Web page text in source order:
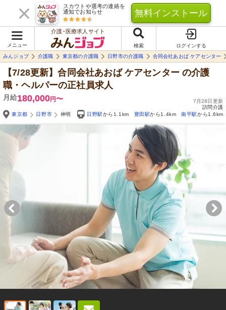
スカウトや選考の連絡を
通知でお知らせ
無料インストール
メニュー
介護･医療求人サイト
検索
ログインする
みんジョブ
介護職 東京都の介護職 日野市の介護職 合同会社あおば ケアセンター
【7/28更新】合同会社あおば ケアセンターの介護
職・ヘルパーの正社員求人
月給180,000円〜
7月28日更新
訪問介護
東京都
日野市 神明 日野駅から1.1km 豊田駅から1.4km 南平駅から1.6km